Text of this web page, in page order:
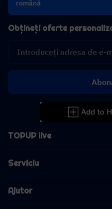
română
TOPUP live
Serviciu
Ajutor
Obțineți oferte